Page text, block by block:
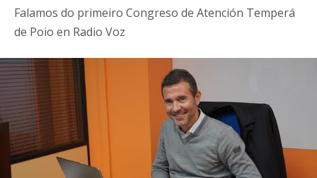
Falamos do primeiro Congreso de Atención Temperá
de Poio en Radio Voz